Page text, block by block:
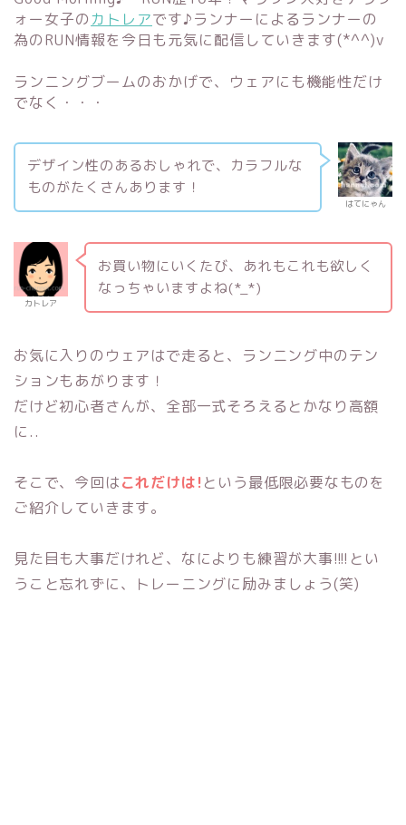
ォー女子のカトレアです♪ランナーによるランナーの
為のRUN情報を今日も元気に配信していきます(*^^)v
ランニングブームのおかげで、ウェアにも機能性だけ
でなく・・・
はてにゃん
デザイン性のあるおしゃれで、カラフルな
ものがたくさんあります！
カトレア
お買い物にいくたび、あれもこれも欲しく
なっちゃいますよね(*_*)
お気に入りのウェアはで走ると、ランニング中のテン
ションもあがります！
だけど初心者さんが、全部一式そろえるとかなり高額
に..
そこで、今回はこれだけは! という最低限必要なものを
ご紹介していきます。
見た目も大事だけれど、なによりも練習が大事!!!!とい
うこと忘れずに、トレーニングに励みましょう(笑)